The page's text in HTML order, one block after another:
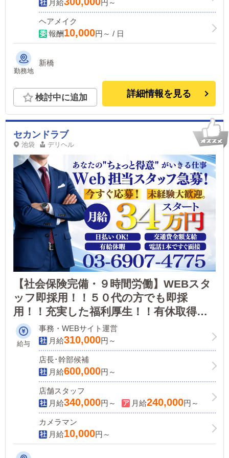
月給 円～
ヘアメイク
報酬10,000円～ / 日
勤務地
新橋
検討中に追加 詳細情報を見る
セカンドラブ
池袋 デリヘル
【社会保険完備・９時間労働】WEBスタ
ッフ即採用！！５０代の方でも即採
用！！充実した福利厚生！！有休取得に
より連休可能！店舗拡大につき今なら採
用率１００パーセント！！お気軽にお問
合せ下さい！！
給与
事務・WEBサイト運営
月給310,000円～
店長･幹部候補
月給600,000円～
店舗スタッフ
月給340,000円～ 月給240,000円～
カメラマン
月給10,000円～